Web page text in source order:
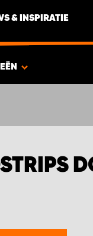
& INSPIRATIE